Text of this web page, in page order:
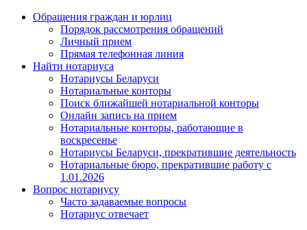
Обращения граждан и юрлиц
Порядок рассмотрения обращений
Личный прием
Прямая телефонная линия
Найти нотариуса
Нотариусы Беларуси
Нотариальные конторы
Поиск ближайшей нотариальной конторы
Онлайн запись на прием
Нотариальные конторы, работающие в
воскресенье
Нотариусы Беларуси, прекратившие деятельность
Нотариальные бюро, прекратившие работу с
1.01.2026
Вопрос нотариусу
Часто задаваемые вопросы
Нотариус отвечает